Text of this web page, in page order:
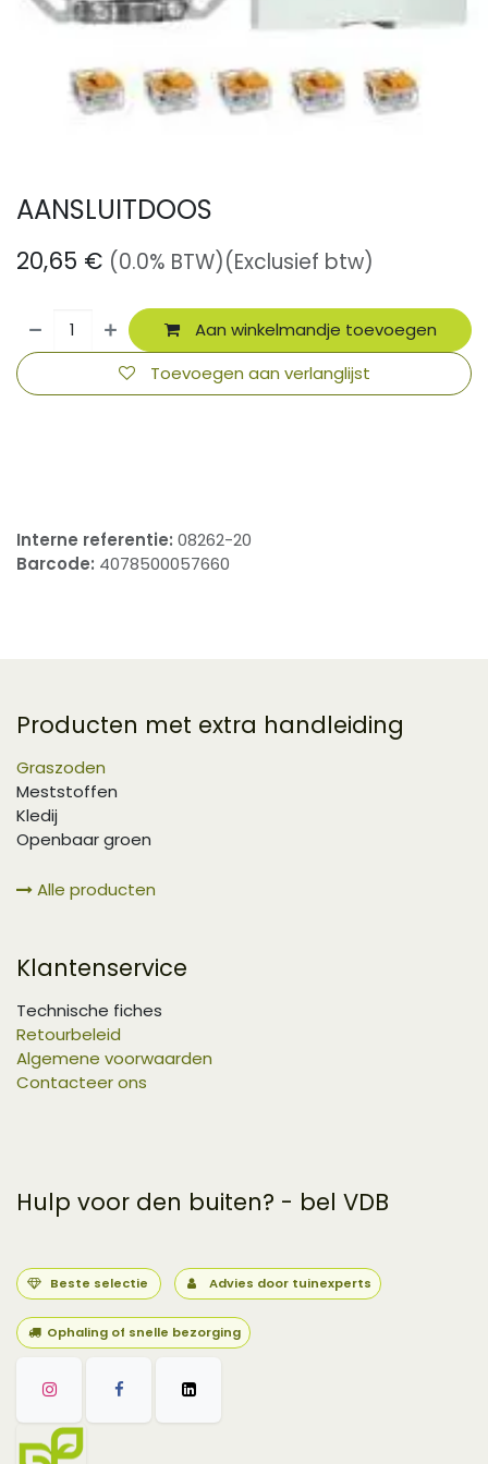
AANSLUITDOOS
20,65 € (0.0% BTW)(Exclusief btw)
Aan winkelmandje toevoegen
Toevoegen aan verlanglijst
Interne referentie: 08262-20
Barcode: 4078500057660
Producten met extra handleiding
Graszoden
Meststoffen
Kledij
Openbaar groen
Alle producten
Klantenservice
Technische fiches
Retourbeleid
Algemene voorwaarden
Contacteer ons
Hulp voor den buiten? - bel VDB
Beste selectie Advies door tuinexperts
Ophaling of snelle bezorging